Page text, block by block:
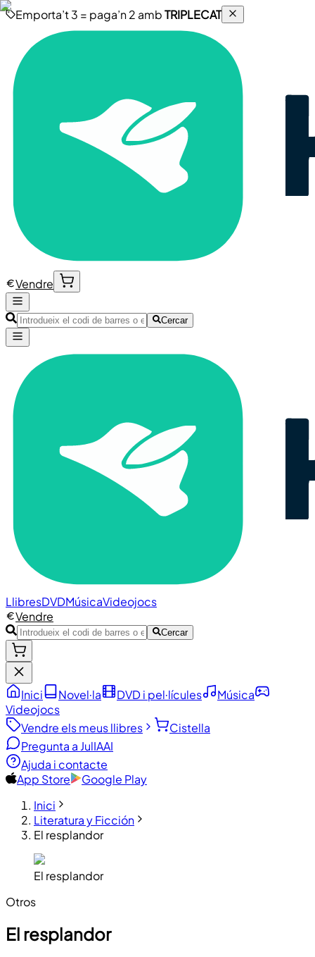
Emporta’t 3 = paga’n 2 ambTRIPLECAT
Vendre
Cercar
LlibresDVDMúsicaVideojocs
Vendre
Cercar
Inici Novel·la DVD i pel·lícules
Música
Videojocs
Vendre els meus llibres
Cistella
Pregunta a JulIAAI
Ajuda i contacte
App Store
Google Play
Inici
Literatura y Ficción
El resplandor
El resplandor
Otros
El resplandor